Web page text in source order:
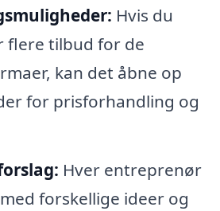
Hvis du
tilbud for de
kan det åbne op
for prisforhandling og
Hver entreprenør
forskellige ideer og